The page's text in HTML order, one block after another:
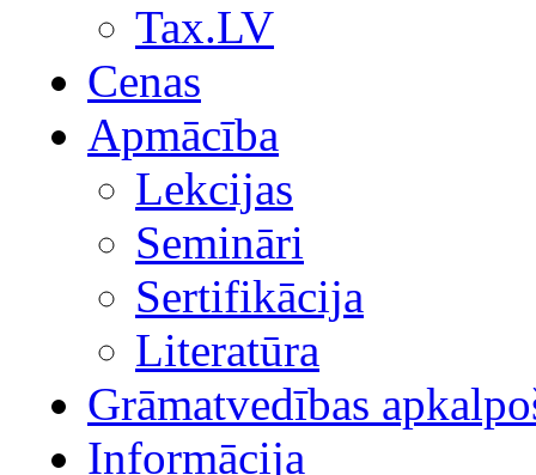
Tax.LV
Cenas
Apmācība
Lekcijas
Semināri
Sertifikācija
Literatūra
Grāmatvedības
Informācija